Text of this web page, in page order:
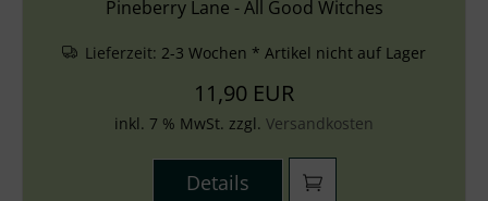
Pineberry Lane - All Good Witches
Lieferzeit: 2-3 Wochen * Artikel nicht auf Lager
11,90 EUR
inkl. 7 % MwSt. zzgl. Versandkosten
Details